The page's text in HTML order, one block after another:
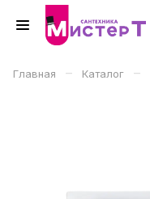
Главная – Каталог –